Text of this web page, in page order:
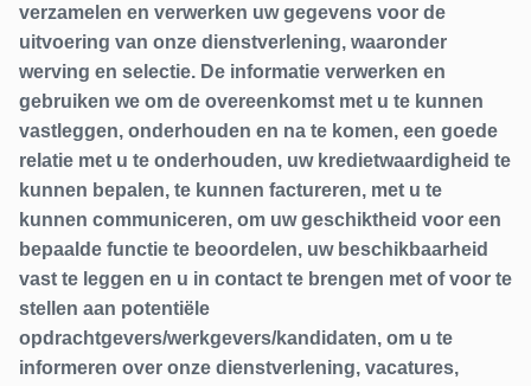
verzamelen en verwerken uw gegevens voor de
uitvoering van onze dienstverlening, waaronder
werving en selectie. De informatie verwerken en
gebruiken we om de overeenkomst met u te kunnen
vastleggen, onderhouden en na te komen, een goede
relatie met u te onderhouden, uw kredietwaardigheid te
kunnen bepalen, te kunnen factureren, met u te
kunnen communiceren, om uw geschiktheid voor een
bepaalde functie te beoordelen, uw beschikbaarheid
vast te leggen en u in contact te brengen met of voor te
stellen aan potentiële
opdrachtgevers/werkgevers/kandidaten, om u te
informeren over onze dienstverlening, vacatures,